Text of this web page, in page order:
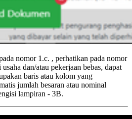
nomor 1.c. , perhatikan pada nomor
dan/atau pekerjaan bebas, dapat
baris atau kolom yang
jumlah besaran atau nominal
lampiran - 3B.